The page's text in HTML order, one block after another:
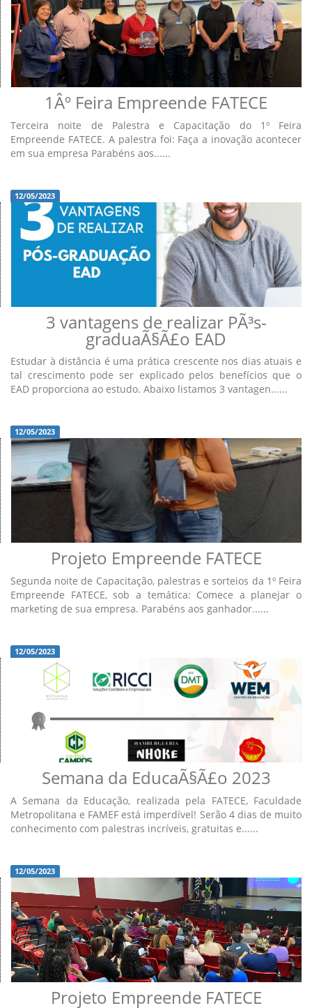
1Âº Feira Empreende FATECE
Terceira noite de Palestra e Capacitação do 1º Feira
Empreende FATECE. A palestra foi: Faça a inovação acontecer
em sua empresa Parabéns aos......
12/05/2023
3 vantagens de realizar PÃ³s-
graduaÃ§Ã£o EAD
Estudar à distância é uma prática crescente nos dias atuais e
tal crescimento pode ser explicado pelos benefícios que o
EAD proporciona ao estudo. Abaixo listamos 3 vantagen......
12/05/2023
Projeto Empreende FATECE
Segunda noite de Capacitação, palestras e sorteios da 1º Feira
Empreende FATECE, sob a temática: Comece a planejar o
marketing de sua empresa. Parabéns aos ganhador......
12/05/2023
Semana da EducaÃ§Ã£o 2023
A Semana da Educação, realizada pela FATECE, Faculdade
Metropolitana e FAMEF está imperdível! Serão 4 dias de muito
conhecimento com palestras incríveis, gratuitas e......
12/05/2023
Projeto Empreende FATECE